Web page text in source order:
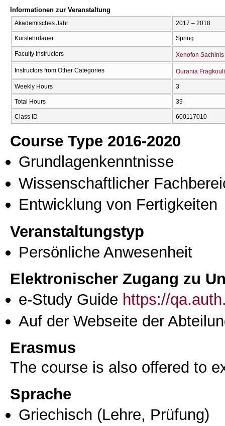
Informationen zur Veranstaltung
Akademisches Jahr 2017 – 2018
Kurslehrdauer Spring
Faculty Instructors Xenofon Sachinis
Instructors from Other Categories Ourania
Weekly Hours 3
Total Hours 39
Class ID 600117010
Course Type 2016-2020
Grundlagenkenntnisse
Wissenschaftlicher
Entwicklung von Fertigkeiten
Veranstaltungstyp
Persönliche Anwesenheit
Elektronischer Zugang zu
e-Study Guide https://
Auf der Webseite der
Erasmus
The course is also offered to
Sprache
Griechisch (Lehre, Prüfung)